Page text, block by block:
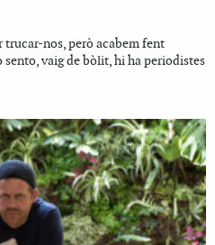
nos, però acabem fent
sento, vaig de bòlit, hi ha periodistes